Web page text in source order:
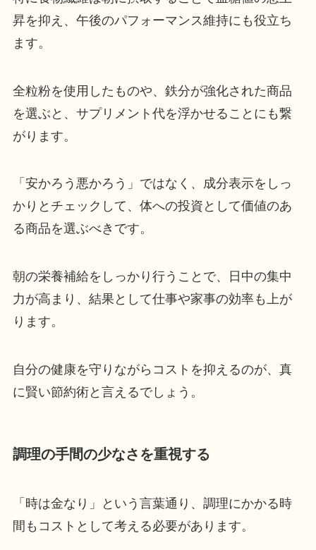
昇を抑え、午後のパフォーマンス維持にも役立ち
ます。
全粒粉を使用したものや、鉄分が強化された商品
を選ぶと、サプリメント代を浮かせることにも繋
がります。
「安かろう悪かろう」ではなく、成分表示をしっ
かりとチェックして、体への投資として価値のあ
る商品を選ぶべきです。
朝の栄養補給をしっかり行うことで、日中の集中
力が高まり、結果として仕事や家事の効率も上が
ります。
自分の健康を守りながらコストを抑えるのが、真
に賢い節約術と言えるでしょう。
調理の手間の少なさを重視する
「時は金なり」という言葉通り、調理にかかる時
間もコストとして考える必要があります。